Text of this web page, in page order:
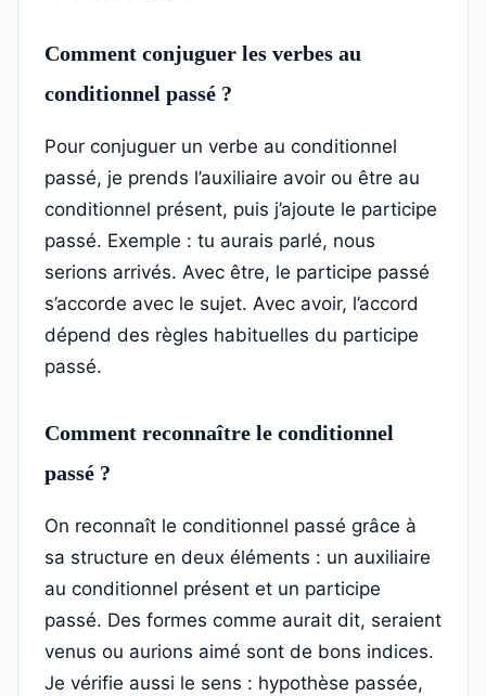
Comment conjuguer les verbes au
conditionnel passé ?
Pour conjuguer un verbe au conditionnel
passé, je prends l’auxiliaire avoir ou être au
conditionnel présent, puis j’ajoute le participe
passé. Exemple : tu aurais parlé, nous
serions arrivés. Avec être, le participe passé
s’accorde avec le sujet. Avec avoir, l’accord
dépend des règles habituelles du participe
passé.
Comment reconnaître le conditionnel
passé ?
On reconnaît le conditionnel passé grâce à
sa structure en deux éléments : un auxiliaire
au conditionnel présent et un participe
passé. Des formes comme aurait dit, seraient
venus ou aurions aimé sont de bons indices.
Je vérifie aussi le sens : hypothèse passée,